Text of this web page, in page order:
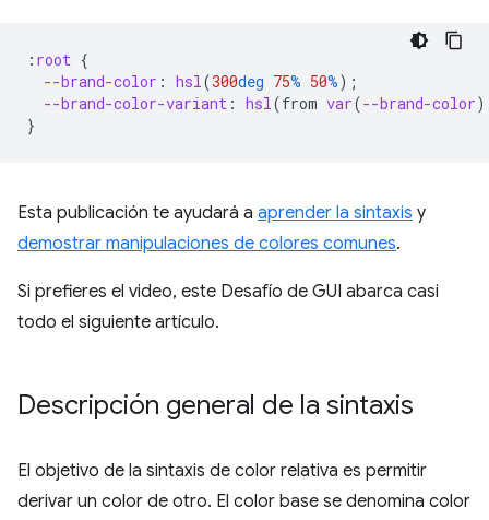
: root {
--brand-color : hsl(300deg 75% 50%);
--brand-color-variant : hsl(from var(--brand-color)
}
Esta publicación te ayudará a aprender la sintaxis y
demostrar manipulaciones de colores comunes.
Si prefieres el video, este Desafío de GUI abarca casi
todo el siguiente artículo.
Descripción general de la sintaxis
El objetivo de la sintaxis de color relativa es permitir
derivar un color de otro. El color base se denomina color